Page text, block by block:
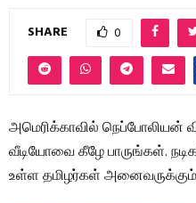
SHARE 0
அமெரிக்காவில் நெப்போலியன்
வீடியோவை கீழே பாருங்கள்.
உள்ள தமிழர்கள்